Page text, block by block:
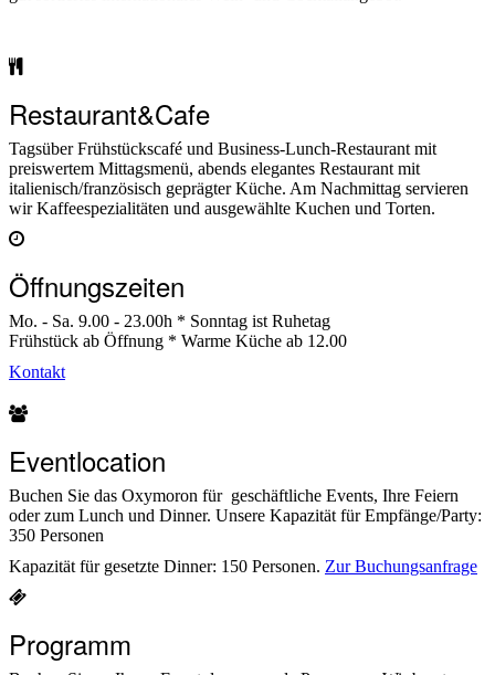
Restaurant&Cafe
Tagsüber Frühstückscafé und Business-Lunch-Restaurant mit
preiswertem Mittagsmenü, abends elegantes Restaurant mit
italienisch/französisch geprägter Küche. Am Nachmittag servieren
wir Kaffeespezialitäten und ausgewählte Kuchen und Torten.
Öffnungszeiten
Mo. - Sa. 9.00 - 23.00h * Sonntag ist Ruhetag
Frühstück ab Öffnung * Warme Küche ab 12.00
Kontakt
Eventlocation
Buchen Sie das Oxymoron für geschäftliche Events, Ihre Feiern
oder zum Lunch und Dinner. Unsere Kapazität für Empfänge/Party:
350 Personen
Kapazität für gesetzte Dinner: 150 Personen. Zur Buchungsanfrage
Programm